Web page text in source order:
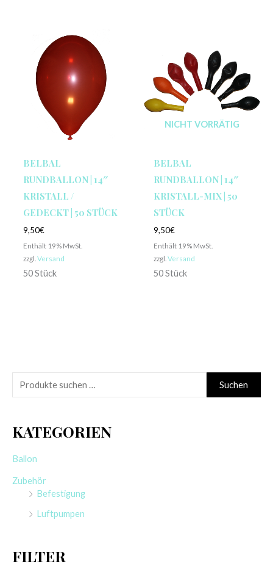
u
h
n
Suchen
KATEGORIEN
Ballon
Zubehör
Befestigung
Luftpumpen
FILTER
BELBAL
RUNDBALLON | 14″
KRISTALL /
GEDECKT | 50 STÜCK
9,50€
Enthält 19% MwSt.
zzgl. Versand
50 Stück
NICHT VORRÄTIG
BELBAL
RUNDBALLON | 14″
KRISTALL-MIX | 50
STÜCK
9,50€
Enthält 19% MwSt.
zzgl. Versand
50 Stück